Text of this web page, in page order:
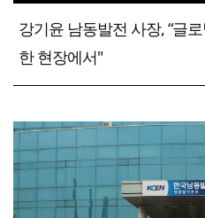
강기윤 남동발전 사장, “글
한 현장에서"